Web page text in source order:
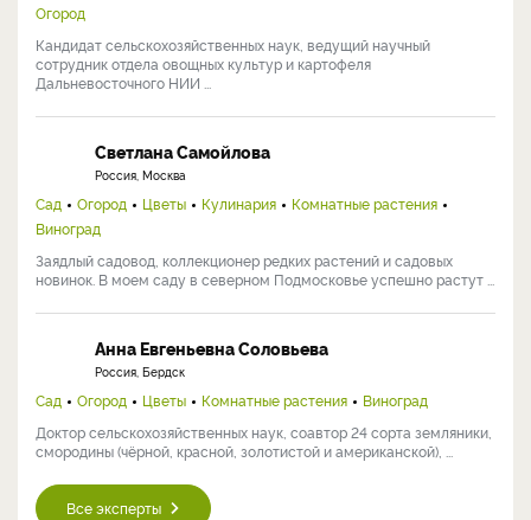
Огород
Кандидат сельскохозяйственных наук, ведущий научный
сотрудник отдела овощных культур и картофеля
Дальневосточного НИИ ...
Светлана Самойлова
Россия, Москва
Сад Огород Цветы Кулинария
Комнатные растения
Виноград
Заядлый садовод, коллекционер редких растений и садовых
новинок. В моем саду в северном Подмосковье успешно растут ...
Анна Евгеньевна Соловьева
Россия, Бердск
Сад Огород Цветы Комнатные растения
Виноград
Доктор сельскохозяйственных наук, соавтор 24 сорта земляники,
смородины (чёрной, красной, золотистой и американской), ...
Все эксперты